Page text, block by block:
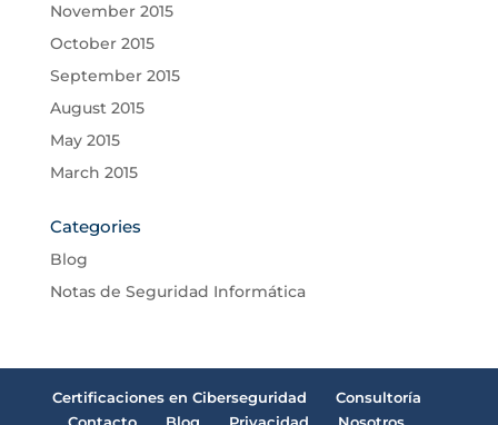
November 2015
October 2015
September 2015
August 2015
May 2015
March 2015
Categories
Blog
Notas de Seguridad Informática
Certificaciones en Ciberseguridad
Consultoría